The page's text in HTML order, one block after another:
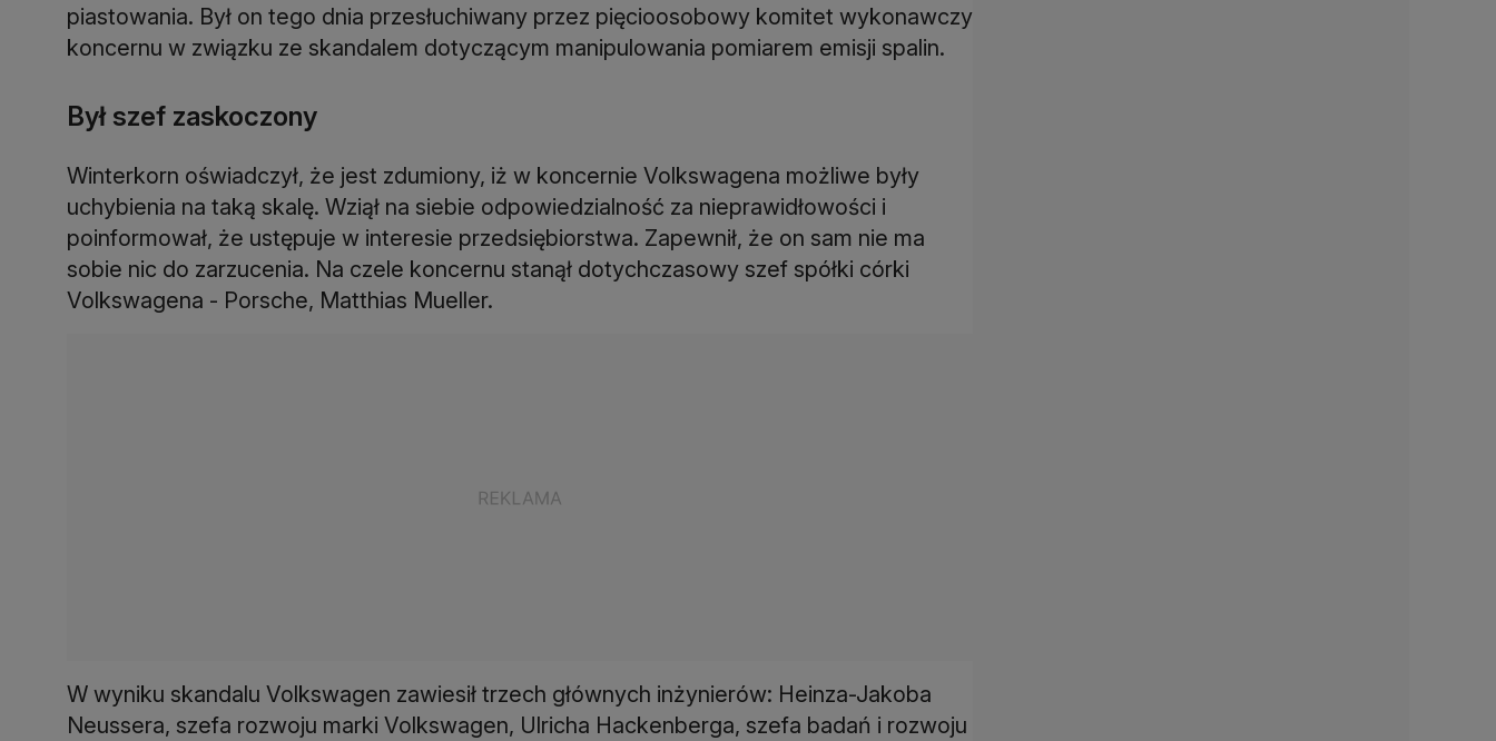
piastowania. Był on tego dnia przesłuchiwany przez pięcioosobowy komitet wykonawczy
koncernu w związku ze skandalem dotyczącym manipulowania pomiarem emisji spalin.
Był szef zaskoczony
Winterkorn oświadczył, że jest zdumiony, iż w koncernie Volkswagena możliwe były
uchybienia na taką skalę. Wziął na siebie odpowiedzialność za nieprawidłowości i
poinformował, że ustępuje w interesie przedsiębiorstwa. Zapewnił, że on sam nie ma
sobie nic do zarzucenia. Na czele koncernu stanął dotychczasowy szef spółki córki
Volkswagena - Porsche, Matthias Mueller.
W wyniku skandalu Volkswagen zawiesił trzech głównych inżynierów: Heinza-Jakoba
Neussera, szefa rozwoju marki Volkswagen, Ulricha Hackenberga, szefa badań i rozwoju